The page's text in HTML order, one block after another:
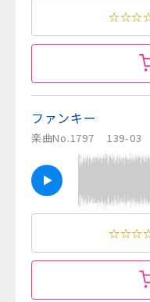
ファンキー
楽曲No.1797 139-03